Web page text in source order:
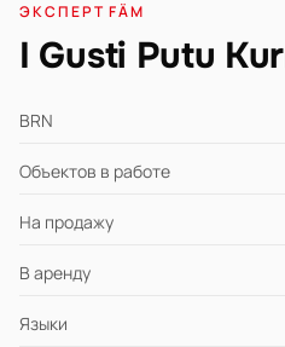
ЭКСПЕРТ FÄM
I Gusti Putu
BRN
Объектов в работе
На продажу
В аренду
Языки